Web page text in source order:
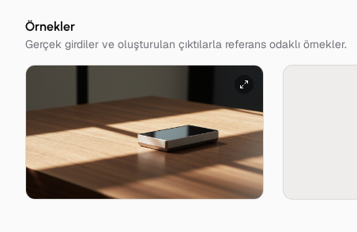
Örnekler
Gerçek girdiler ve oluşturulan çıktılarla referans odaklı örnekler.